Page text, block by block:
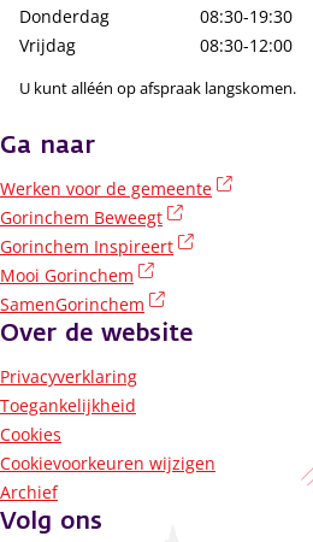
Donderdag
08:30-19:30
Vrijdag
08:30-12:00
U kunt alléén op afspraak langskomen.
Ga naar
Werken voor de gemeente
Gorinchem Beweegt
Gorinchem Inspireert
Mooi Gorinchem
SamenGorinchem
Over de website
Privacyverklaring
Toegankelijkheid
Cookies
Cookievoorkeuren wijzigen
Archief
Volg ons